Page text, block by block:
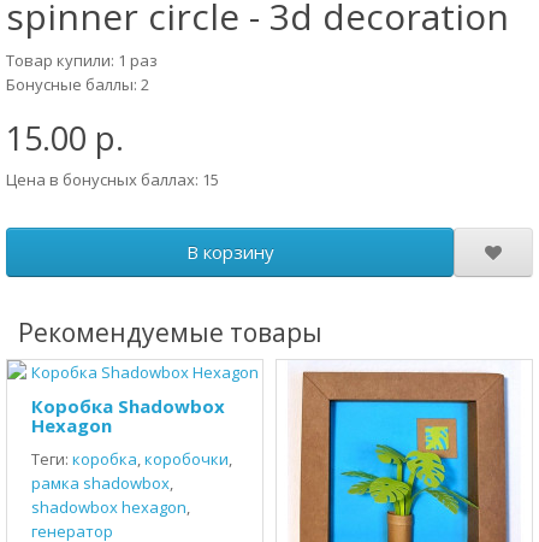
spinner circle - 3d decoration
Товар купили: 1 раз
Бонусные баллы: 2
15.00 р.
Цена в бонусных баллах: 15
В корзину
Рекомендуемые товары
Коробка Shadowbox
Hexagon
Теги: коробка,коробочки,
рамка shadowbox,
shadowbox hexagon,
генератор